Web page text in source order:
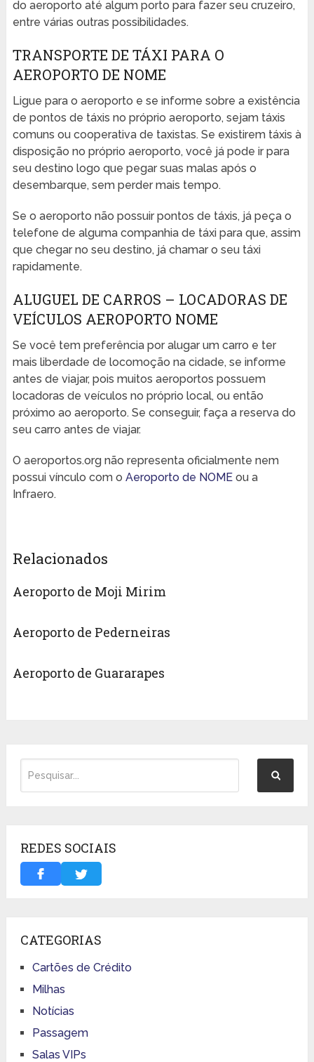
do aeroporto até algum porto para fazer seu cruzeiro,
entre várias outras possibilidades.
TRANSPORTE DE TÁXI PARA O
AEROPORTO DE NOME
Ligue para o aeroporto e se informe sobre a existência
de pontos de táxis no próprio aeroporto, sejam táxis
comuns ou cooperativa de taxistas. Se existirem táxis à
disposição no próprio aeroporto, você já pode ir para
seu destino logo que pegar suas malas após o
desembarque, sem perder mais tempo.
Se o aeroporto não possuir pontos de táxis, já peça o
telefone de alguma companhia de táxi para que, assim
que chegar no seu destino, já chamar o seu táxi
rapidamente.
ALUGUEL DE CARROS – LOCADORAS DE
VEÍCULOS AEROPORTO NOME
Se você tem preferência por alugar um carro e ter
mais liberdade de locomoção na cidade, se informe
antes de viajar, pois muitos aeroportos possuem
locadoras de veículos no próprio local, ou então
próximo ao aeroporto. Se conseguir, faça a reserva do
seu carro antes de viajar.
O aeroportos.org não representa oficialmente nem
possui vínculo com o Aeroporto de NOMEou a
Infraero.
Relacionados
Aeroporto de Moji Mirim
Aeroporto de Pederneiras
Aeroporto de Guararapes
REDES SOCIAIS
CATEGORIAS
Cartões de Crédito
Milhas
Notícias
Passagem
Salas VIPs